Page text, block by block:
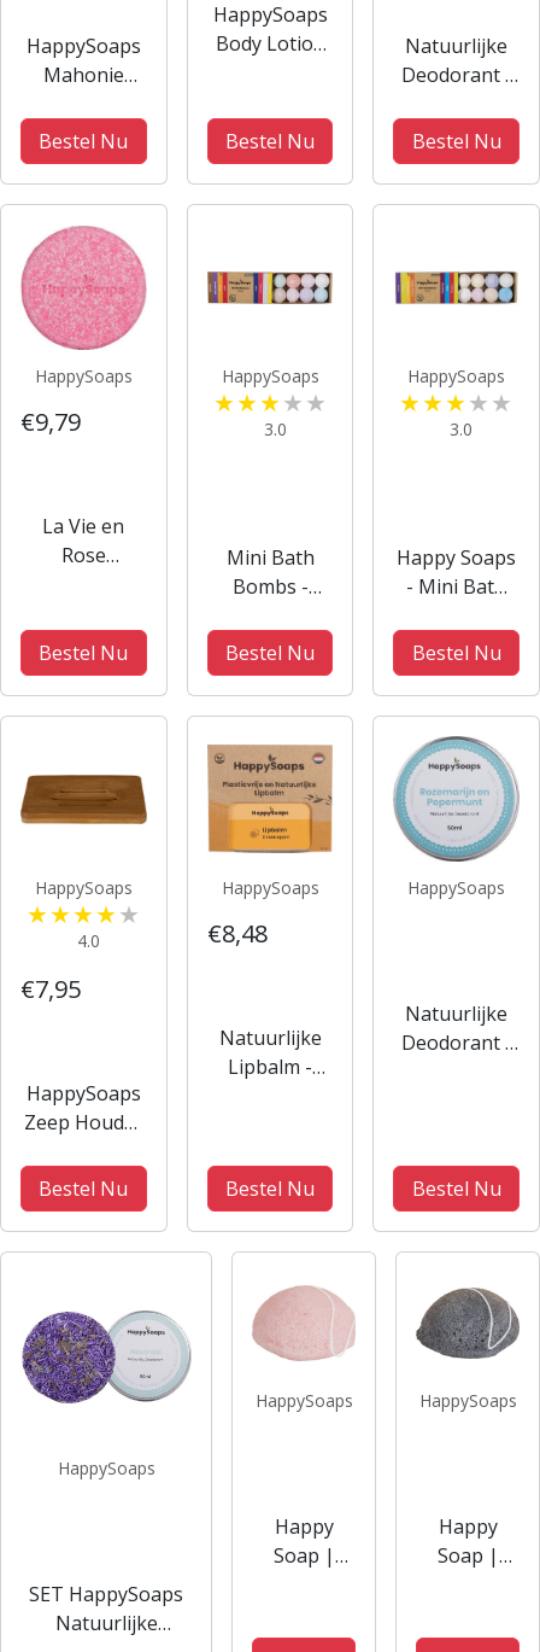
HappySoaps
Mahonie
Shampoo Bar
/ Zeep
Houder
Bestel Nu
HappySoaps
Body Lotion
Bestel Nu
Natuurlijke
Deodorant -
Bestel Nu
HappySoaps
€9,79
La Vie en
Rose
Bestel Nu
HappySoaps
3.0
Mini Bath
Bombs -
Sweets
Bestel Nu
HappySoaps
3.0
Happy Soaps
- Mini Bath
Tropical
Fruits-8 stuks
Bestel Nu
HappySoaps
4.0
€7,95
HappySoaps
Zeep Houder
voor twee
Shampoo
Bars en Zeep
Bestel Nu
HappySoaps
€8,48
Natuurlijke
Lipbalm -
Bestel Nu
HappySoaps
Natuurlijke
Deodorant -
Bestel Nu
HappySoaps
SET HappySoaps
Natuurlijke
HappySoaps
Happy
Soap |
spons
HappySoaps
Happy
Soap |
spons